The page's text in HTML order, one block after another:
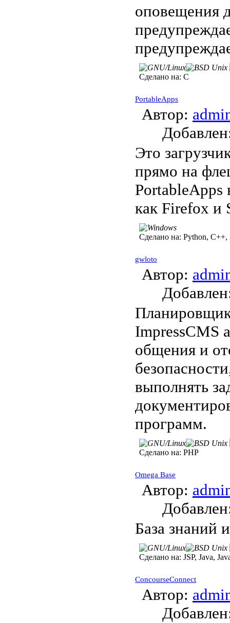
оповещения
Сделано на: C
PortableApps
Автор:
Это
прямо на
PortableApps
как Firefox и
Сделано на: Python,
gwloto
Автор:
ImpressCMS
общения и
выполнять
программ.
Сделано на: PHP
Omega Base
Автор:
База знаний
Сделано на: JSP, Java,
ConcourseConnect
Автор: